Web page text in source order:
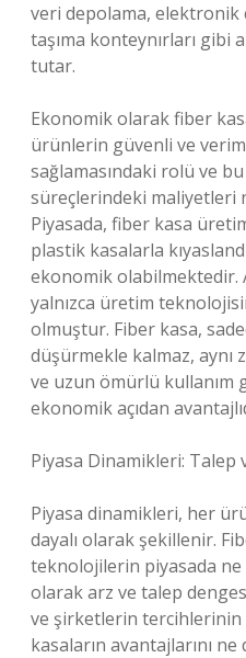
veri depolama,
taşıma konteynırları gibi
tutar.
Ekonomik olarak fiber
ürünlerin güvenli ve
sağlamasındaki rolü ve
süreçlerindeki maliyetleri
Piyasada, fiber kasa
plastik kasalarla
ekonomik olabilmektedir.
yalnızca üretim
olmuştur. Fiber kasa,
düşürmekle kalmaz,
ve uzun ömürlü kullanım
ekonomik açıdan
Piyasa Dinamikleri: Talep
Piyasa dinamikleri, her
dayalı olarak şekillenir.
teknolojilerin piyasada ne
olarak arz ve talep
ve şirketlerin tercihlerinin
kasaların avantajlarını ne